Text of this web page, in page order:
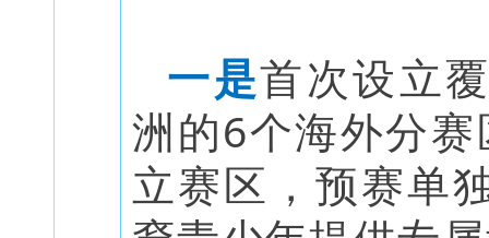
一是首次设立
洲的6个海外分
立赛区，预赛单